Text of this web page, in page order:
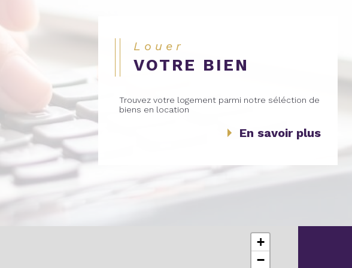
Louer
VOTRE BIEN
Trouvez votre logement parmi notre séléction de
biens en location
En savoir plus
+
−